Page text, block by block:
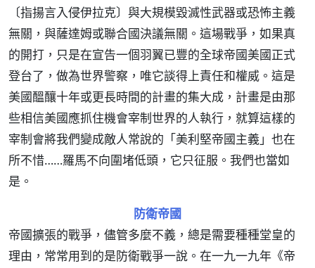
〔指揚言入侵伊拉克〕與大規模毀滅性武器或恐怖主義
無關，與薩達姆或聯合國決議無關。這場戰爭，如果真
的開打，只是在宣告一個羽翼已豐的全球帝國美國正式
登台了，做為世界警察，唯它談得上責任和權威。這是
美國醞釀十年或更長時間的計畫的集大成，計畫是由那
些相信美國應抓住機會宰制世界的人執行，就算這樣的
宰制會將我們變成敵人常說的「美利堅帝國主義」也在
所不惜……羅馬不向圍堵低頭，它只征服。我們也當如
是。
防衛帝國
帝國擴張的戰爭，儘管多麼不義，總是需要種種堂皇的
理由，常常用到的是防衛戰爭一說。在一九一九年《帝